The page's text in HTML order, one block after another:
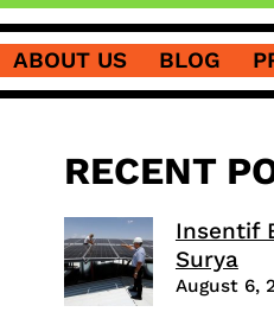
ABOUT US BLOG
RECENT
Insentif
Surya
August 6,